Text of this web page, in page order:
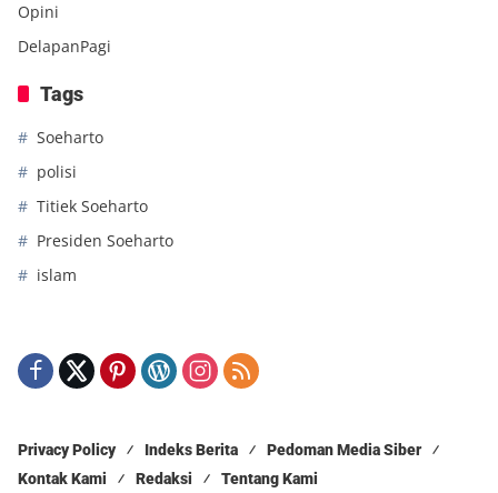
Opini
DelapanPagi
Tags
Soeharto
polisi
Titiek Soeharto
Presiden Soeharto
islam
Privacy Policy Indeks Berita
Pedoman Media Siber
Kontak Kami
Redaksi Tentang Kami